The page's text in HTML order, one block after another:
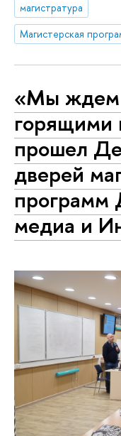
магистратура
«Мы ждем
горящими
прошел
дверей
программ
медиа и